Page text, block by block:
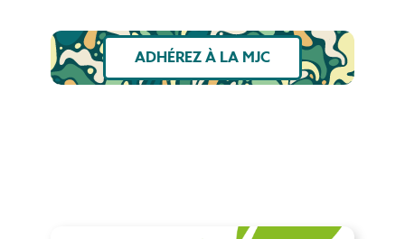
ADHÉREZ À LA MJC